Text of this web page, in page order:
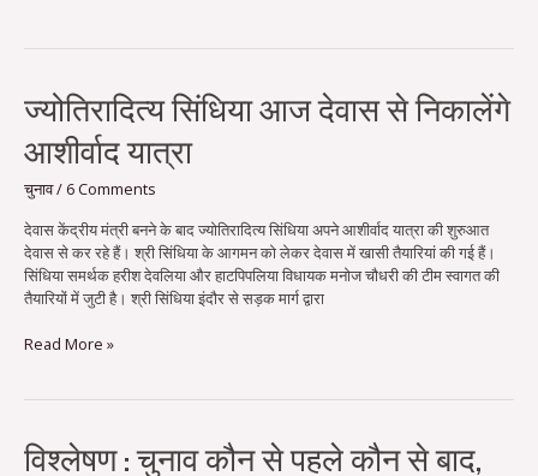
ज्योतिरादित्य सिंधिया आज देवास से निकालेंगे
आशीर्वाद यात्रा
चुनाव/ 6 Comments
देवास केंद्रीय मंत्री बनने के बाद ज्योतिरादित्य सिंधिया अपने आशीर्वाद यात्रा की शुरुआत
देवास से कर रहे हैं। श्री सिंधिया के आगमन को लेकर देवास में खासी तैयारियां की गई हैं।
सिंधिया समर्थक हरीश देवलिया और हाटपिपलिया विधायक मनोज चौधरी की टीम स्वागत की
तैयारियों में जुटी है। श्री सिंधिया इंदौर से सड़क मार्ग द्वारा
ज्योतिरादित्य
सिंधिया
आज
देवास
से
आशीर्वाद
यात्रा
Read More »
विश्लेषण : चुनाव कौन से पहले कौन से बाद,
विश्लेषण